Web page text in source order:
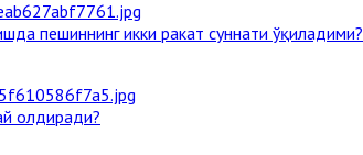
пешиннинг икки ракат суннати ўқиладими?
олдиради?